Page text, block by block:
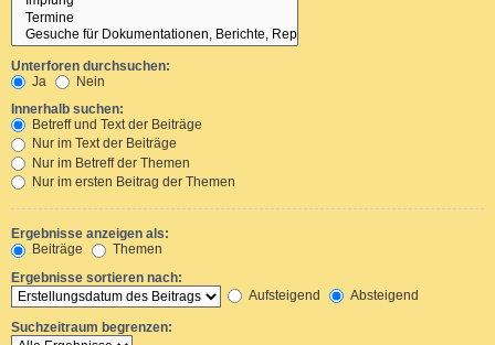
Unterforen durchsuchen:
Ja
Nein
Innerhalb suchen:
Betreff und Text der Beiträge
Nur im Text der Beiträge
Nur im Betreff der Themen
Nur im ersten Beitrag der Themen
Ergebnisse anzeigen als:
Beiträge
Themen
Ergebnisse sortieren nach:
Aufsteigend
Absteigend
Suchzeitraum begrenzen: